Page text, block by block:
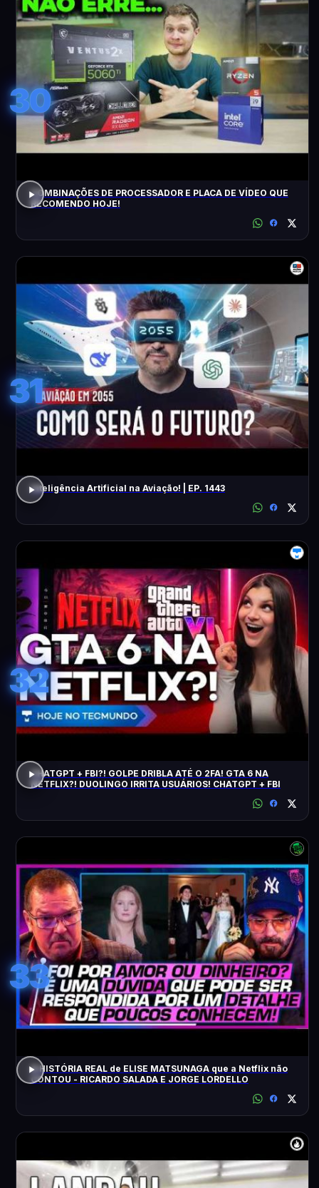
30
COMBINAÇÕES DE PROCESSADOR E PLACA DE VÍDEO QUE
RECOMENDO HOJE!
31
Inteligência Artificial na Aviação! | EP. 1443
32
CHATGPT + FBI?! GOLPE DRIBLA ATÉ O 2FA! GTA 6 NA
NETFLIX?! DUOLINGO IRRITA USUÁRIOS! CHATGPT + FBI
33
A HISTÓRIA REAL de ELISE MATSUNAGA que a Netflix não
CONTOU - RICARDO SALADA E JORGE LORDELLO